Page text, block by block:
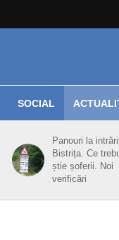
SOCIAL
Panouri la
Bistrița. Ce
știe șoferii. Noi
verificări